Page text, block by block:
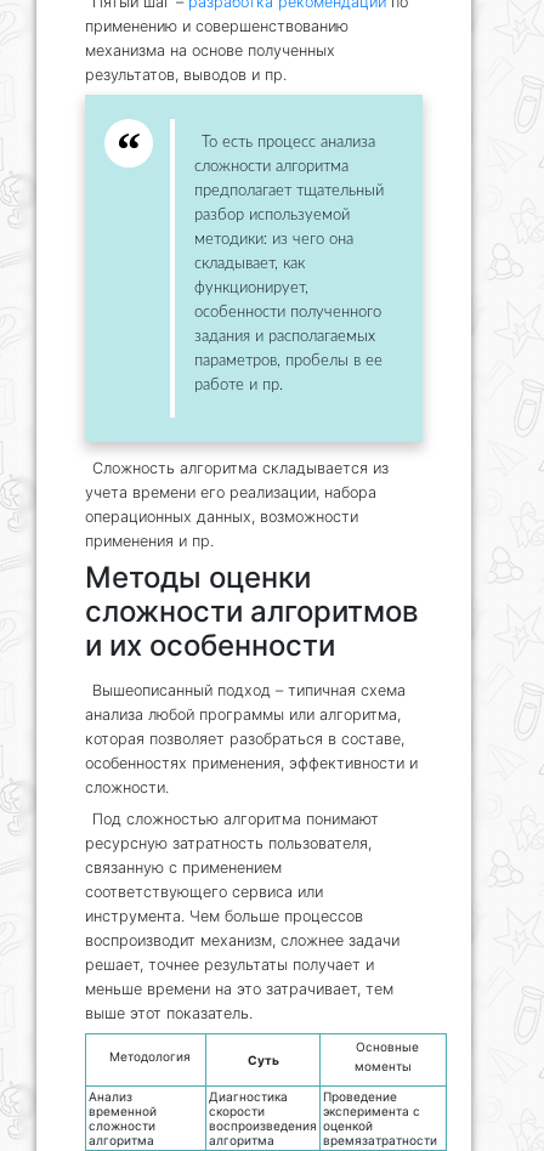
применению и совершенствованию
механизма на основе полученных
результатов, выводов и пр.
То есть процесс анализа
сложности алгоритма
предполагает тщательный
разбор используемой
методики: из чего она
складывает, как
функционирует,
особенности полученного
задания и располагаемых
параметров, пробелы в ее
работе и пр.
Сложность алгоритма складывается из
учета времени его реализации, набора
операционных данных, возможности
применения и пр.
Методы оценки
сложности алгоритмов
и их особенности
Вышеописанный подход – типичная схема
анализа любой программы или алгоритма,
которая позволяет разобраться в составе,
особенностях применения, эффективности и
сложности.
Под сложностью алгоритма понимают
ресурсную затратность пользователя,
связанную с применением
соответствующего сервиса или
инструмента. Чем больше процессов
воспроизводит механизм, сложнее задачи
решает, точнее результаты получает и
меньше времени на это затрачивает, тем
выше этот показатель.
Методология Суть
Основные
моменты
Анализ
временной
сложности
алгоритма
Диагностика
скорости
воспроизведения
алгоритма
Проведение
эксперимента с
оценкой
времязатратности